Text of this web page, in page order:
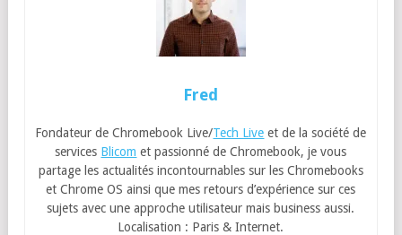
Fred
Fondateur de Chromebook Live/Tech Live et de la société de
services Blicom et passionné de Chromebook, je vous
partage les actualités incontournables sur les Chromebooks
et Chrome OS ainsi que mes retours d’expérience sur ces
sujets avec une approche utilisateur mais business aussi.
Localisation : Paris & Internet.